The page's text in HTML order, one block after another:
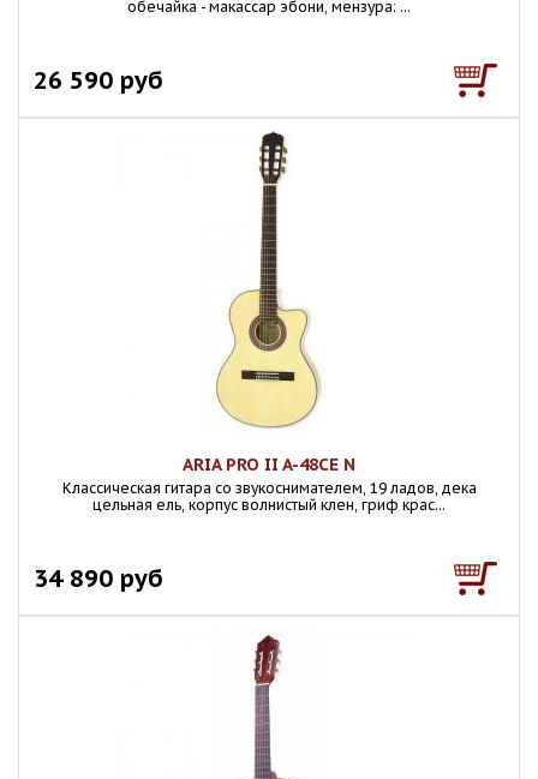
обечайка - макассар эбони, мензура: ...
26 590 руб
ARIA PRO II A-48CE N
Классическая гитара со звукоснимателем, 19 ладов, дека
цельная ель, корпус волнистый клен, гриф крас...
34 890 руб